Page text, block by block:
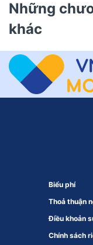
Những
khác
Biểu phí
Thoả thuận
Điều khoản
Chính sách